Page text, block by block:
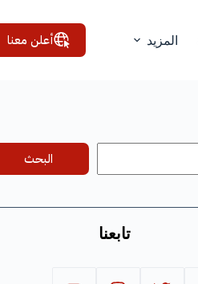
المزيد أعلن معنا
البحث
تابعنا